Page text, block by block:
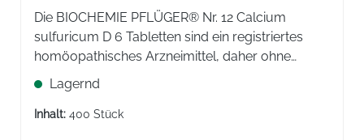
Die BIOCHEMIE PFLÜGER® Nr. 12 Calcium
sulfuricum D 6 Tabletten sind ein registriertes
homöopathisches Arzneimittel, daher ohne
Angabe einer therapeutischen Indikation.
Lagernd
Inhalt: 400 Stück